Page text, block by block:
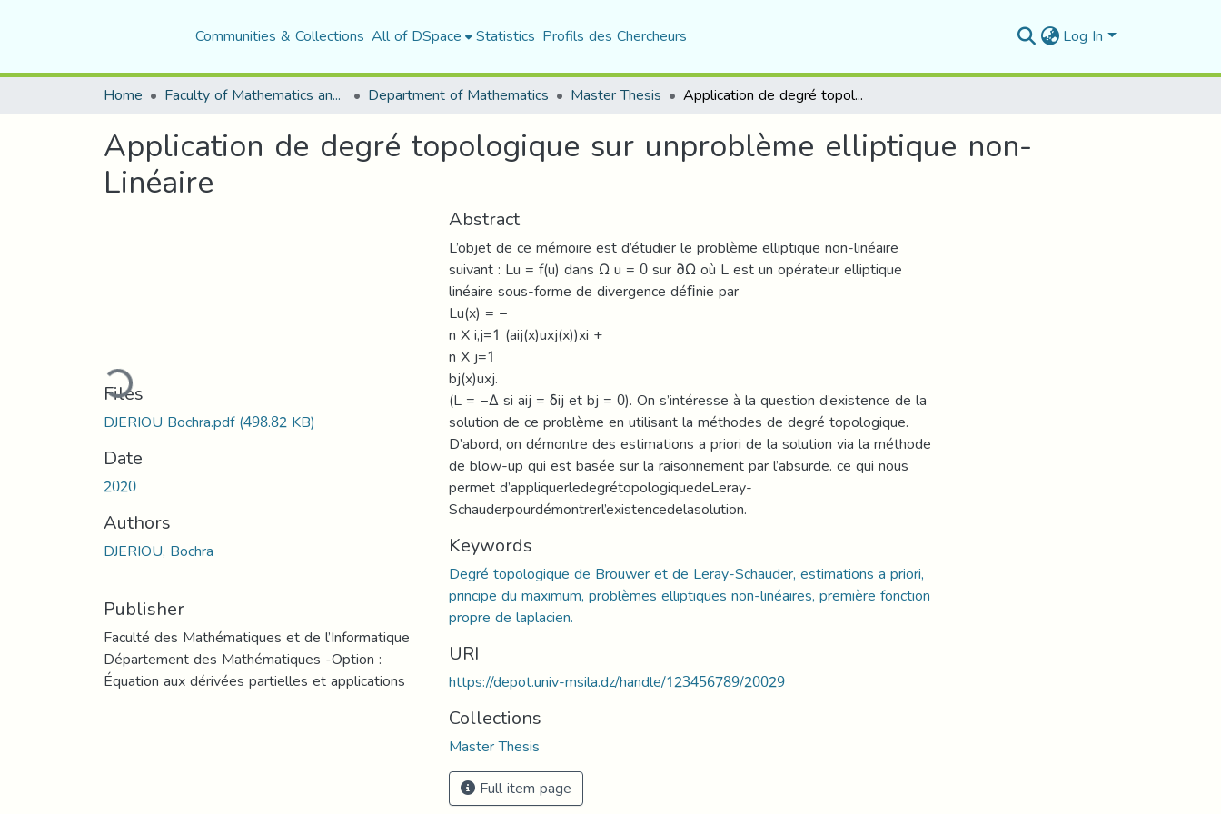
Communities & Collections All of DSpace Statistics Profils des Chercheurs Log In
Home Faculty of Mathematics and Computer Science Department of Mathematics Master Thesis Application de degré topologique sur unproblème elliptique non-Linéaire
Application de degré topologique sur unproblème elliptique non-
Linéaire
Loading...
Files
DJERIOU Bochra.pdf(498.82 KB)
Date
2020
Authors
DJERIOU, Bochra
Publisher
Faculté des Mathématiques et de l’Informatique
Département des Mathématiques -Option :
Équation aux dérivées partielles et applications
Abstract
L’objet de ce mémoire est d’étudier le problème elliptique non-linéaire
suivant : Lu = f(u) dans Ω u = 0 sur ∂Ω où L est un opérateur elliptique
linéaire sous-forme de divergence déﬁnie par
Lu(x) = −
n X i,j=1 (aij(x)uxj(x))xi +
n X j=1
bj(x)uxj.
(L = −∆ si aij = δij et bj = 0). On s’intéresse à la question d’existence de la
solution de ce problème en utilisant la méthodes de degré topologique.
D’abord, on démontre des estimations a priori de la solution via la méthode
de blow-up qui est basée sur la raisonnement par l’absurde. ce qui nous
permet d’appliquerledegrétopologiquedeLeray-
Schauderpourdémontrerl’existencedelasolution.
Keywords
Degré topologique de Brouwer et de Leray-Schauder, estimations a priori,
principe du maximum, problèmes elliptiques non-linéaires, première fonction
propre de laplacien.
URI
https://depot.univ-msila.dz/handle/123456789/20029
Collections
Master Thesis
Full item page